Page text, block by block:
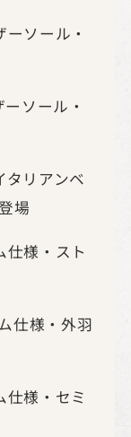
ーソール・
ソール・
タリアンベ
場
仕様・スト
仕様・外羽
仕様・セミ